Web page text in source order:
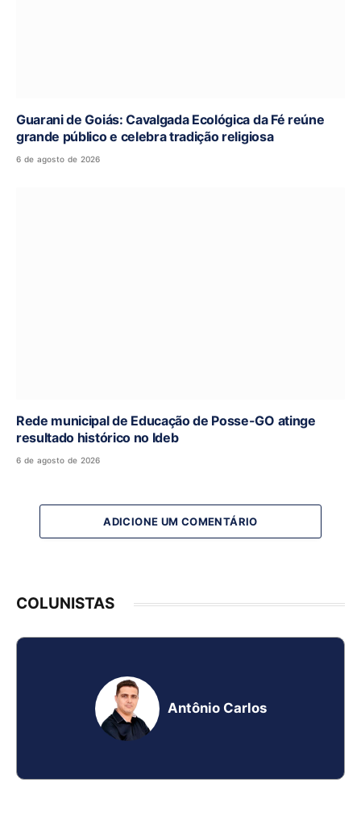
Guarani de Goiás: Cavalgada Ecológica da Fé reúne
grande público e celebra tradição religiosa
6 de agosto de 2026
Rede municipal de Educação de Posse-GO atinge
resultado histórico no Ideb
6 de agosto de 2026
ADICIONE UM COMENTÁRIO
COLUNISTAS
Antônio Carlos